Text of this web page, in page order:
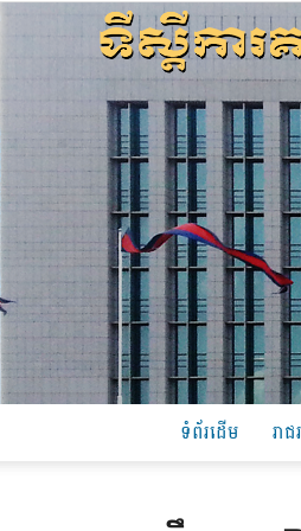
ទំព័រដើម រា